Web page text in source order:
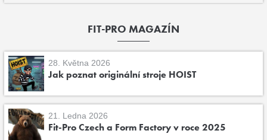
FIT-PRO MAGAZÍN
28. Května 2026
Jak poznat originální stroje HOIST
21. Ledna 2026
Fit-Pro Czech a Form Factory v roce 2025